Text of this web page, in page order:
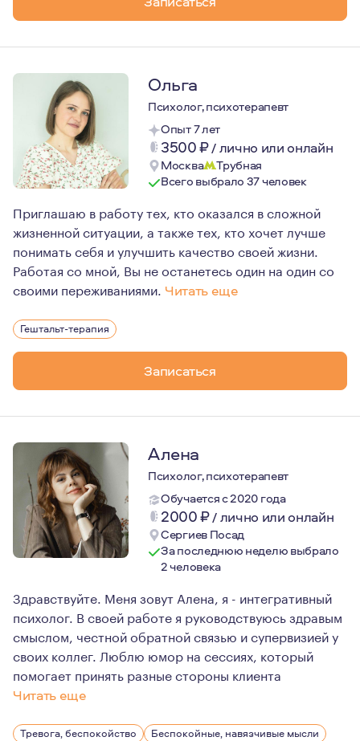
Ольга
Психолог, психотерапевт
Опыт 7 лет
3500₽/лично или онлайн
Москва
Трубная
Всего выбрало 37 человек
Приглашаю в работу тех, кто оказался в сложной
жизненной ситуации, а также тех, кто хочет лучше
понимать себя и улучшить качество своей жизни.
Работая со мной, Вы не останетесь один на один со
своими переживаниями. Читать еще
Я, в первую очередь, чувствующий человек со своим
Основными ценностями в работе для меня являются:
Гештальт-терапия
Записаться
Алена
Психолог, психотерапевт
Обучается с 2020 года
2000₽/лично или онлайн
Сергиев Посад
За последнюю неделю выбрало
2 человека
Здравствуйте. Меня зовут Алена, я - интегративный
психолог. В своей работе я руководствуюсь здравым
смыслом, честной обратной связью и супервизией у
своих коллег. Люблю юмор на сессиях, который
помогает принять разные стороны клиента
Читать еще
В профессию я пришла не сразу, у меня был длинный
Тревога, беспокойство
Беспокойные, навязчивые мысли